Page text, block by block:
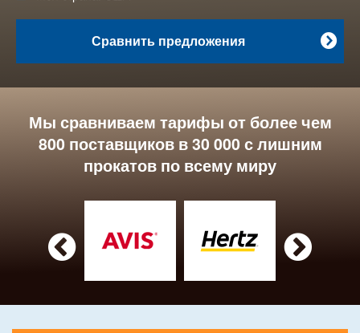

Сравнить предложения
Мы сравниваем тарифы от более чем
800 поставщиков в 30 000 с лишним
прокатов по всему миру
 